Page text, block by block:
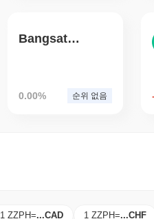
Bangsat 666
0.00% 순위 없음
1 ZZPH=...CAD 1 ZZPH=...CHF